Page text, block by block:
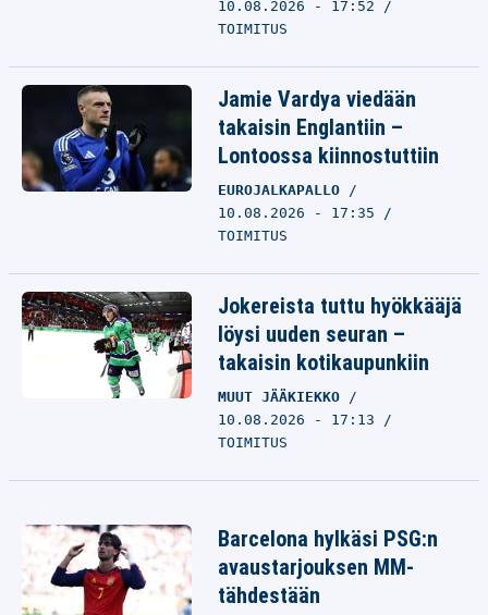
10.08.2026 - 17:52
TOIMITUS
Jamie Vardya viedään
takaisin Englantiin –
Lontoossa kiinnostuttiin
EUROJALKAPALLO
10.08.2026 - 17:35
TOIMITUS
Jokereista tuttu hyökkääjä
löysi uuden seuran –
takaisin kotikaupunkiin
MUUT JÄÄKIEKKO
10.08.2026 - 17:13
TOIMITUS
Barcelona hylkäsi PSG:n
avaustarjouksen MM-
tähdestään